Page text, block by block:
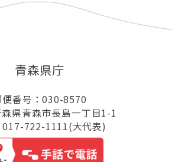
青森県庁
便番号：030-8570
県青森市長島一丁目1-1
017-722-1111(大代表)